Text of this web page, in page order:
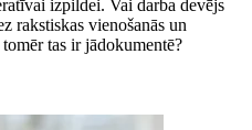
izpildei. Vai darba devējs
rakstiskas vienošanās un
tas ir jādokumentē?